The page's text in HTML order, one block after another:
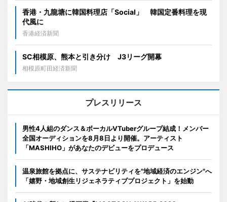
香港・九龍塘に韓国料理店「Social」 韓国定番料理を現
代風に
香港経済新聞
SC相模原、熊本と引き分け J3リーグ開幕
相模原町田経済新聞
プレスリリース
男性4人組のダンス＆ボーカルVTuberグループ結成！メンバー
全国オーディションを8月8日より開催。アーティスト
「MASHIHO」があなたのデビューをプロデュース
温泉旅館を拠点に、サステナビリティを"地域経済のエンジン"へ
「嬉野・地域創生リジェネラティブプロジェクト」を始動